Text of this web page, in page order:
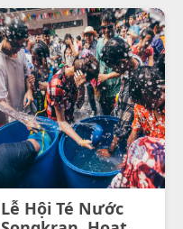
Lễ Hội Té Nước